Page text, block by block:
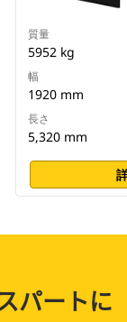
質量
5952 kg
幅
1920 mm
長さ
5,320 mm
パートに